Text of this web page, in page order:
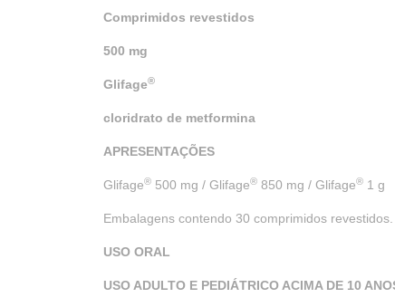
Comprimidos revestidos
500 mg
Glifage®
cloridrato de metformina
APRESENTAÇÕES
Glifage® 500 mg / Glifage® 850 mg / Glifage® 1 g
Embalagens contendo 30 comprimidos revestidos.
USO ORAL
USO ADULTO E PEDIÁTRICO ACIMA DE 10